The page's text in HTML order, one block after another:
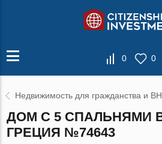
0 0
Недвижимость для гражданства и
ДОМ С 5 СПАЛЬНЯМИ
ГРЕЦИЯ №74643